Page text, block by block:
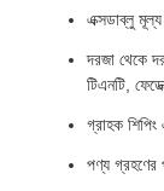
এক্সডাব্লু মূল্য
দরজা থেকে
টিএনটি,
গ্রাহক
পণ্য গ্রহণের